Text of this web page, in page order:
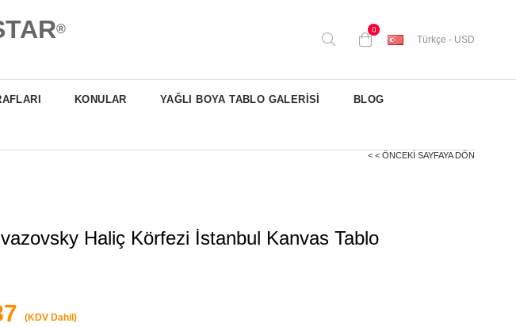
® 0
Türkçe - USD
KONULAR YAĞLI BOYA TABLO GALERİSİ BLOG
< < ÖNCEKI SAYFAYA DÖN
Haliç Körfezi İstanbul Kanvas Tablo
(KDV Dahil)